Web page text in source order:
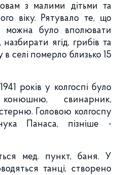
з малими дітьми та
віку. Рятувало те, що
можна було вполювати
ягід, грибів та
в селі померло близько 15
років у колгоспі було
свинарник,
Головою колгоспу
Панаса, пізніше -
мед. пункт, баня. У
танці, створено